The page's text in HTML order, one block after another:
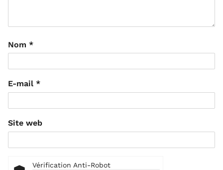
Nom *
E-mail *
Site web
Vérification Anti-Robot